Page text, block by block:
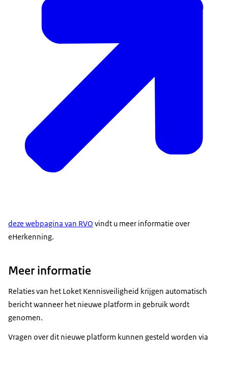
deze webpagina van RVO vindt u meer informatie over
eHerkenning.
Meer informatie
Relaties van het Loket Kennisveiligheid krijgen automatisch
bericht wanneer het nieuwe platform in gebruik wordt
genomen.
Vragen over dit nieuwe platform kunnen gesteld worden via